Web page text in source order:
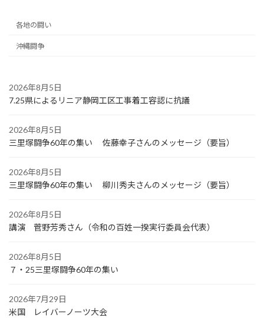
各地の闘い
沖縄闘争
2026年8月5日
7.25県によるリニア静岡工区工事着工容認に抗議
2026年8月5日
三里塚闘争60年の集い 佐藤幸子さんのメッセージ（要旨）
2026年8月5日
三里塚闘争60年の集い 柳川秀夫さんのメッセージ（要旨）
2026年8月5日
講演 菅野芳秀さん（令和の百姓一揆実行委員会代表）
2026年8月5日
７・25三里塚闘争60年の集い
2026年7月29日
米国 レイバーノーツ大会